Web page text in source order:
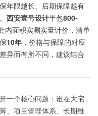
年限越长、后期保障越有
西安壹号设计半包800-
内面积实测实量计价，清单
10年 ，价格与保障的对应
异而有所不同，建议结合
一个核心问题：谁在大宅
、项目管理体系、长期维